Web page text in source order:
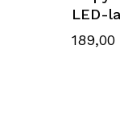
LED-
189,00